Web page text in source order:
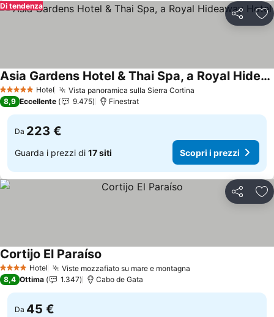
Condividi
Di tendenza
5 Stelle Hotel Vista panoramica sulla Sierra Cortina
Asia Gardens Hotel & Thai Spa, a Royal Hideaway Hotel
8,9 Eccellente 9.475 Finestrat
Da 223 €
Guarda i prezzi di 17 siti Scopri i prezzi
Condividi
4 Stelle Hotel Viste mozzafiato su mare e montagna
Cortijo El Paraíso
8,4 Ottima 1.347 Cabo de Gata
Da 45 €